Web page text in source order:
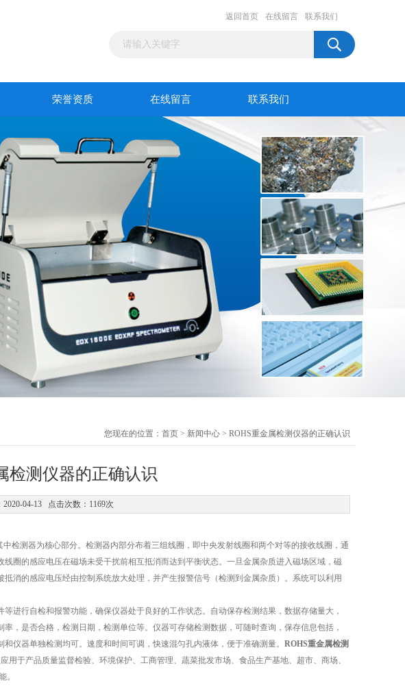
返回首页 在线留言 联系我们
荣誉资质 在线留言 联系我们
您现在的位置： 首页 > 新闻中心 > ROHS重金属检测仪器的正确认识
检测仪器的正确认识
2020-04-13 点击次数：1169次
检测器为核心部分。检测器内部分布着三组线圈，即中央发射线圈和两个对等的接收线圈，通
圈的感应电压在磁场未受干扰前相互抵消而达到平衡状态。一旦金属杂质进入磁场区域，磁
消的感应电压经由控制系统放大处理，并产生报警信号（检测到金属杂质）。系统可以利用
行自检和报警功能，确保仪器处于良好的工作状态。自动保存检测结果，数据存储量大，
，是否合格，检测日期，检测单位等。仪器可存储检测数据，可随时查询，保存信息包括，
仪器单独检测均可。速度和时间可调，快速混匀孔内液体，便于准确测量。 ROHS重金属检测
于产品质量监督检验、环境保护、工商管理、蔬菜批发市场、食品生产基地、超市、商场、
。